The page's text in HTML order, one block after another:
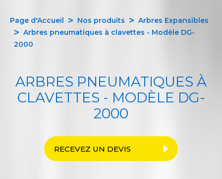
Page d'Accueil Nos produits
Arbres Expansibles
Arbres pneumatiques à clavettes - Modèle DG-
2000
ARBRES PNEUMATIQUES À
CLAVETTES - MODÈLE DG-
2000
RECEVEZ UN DEVIS